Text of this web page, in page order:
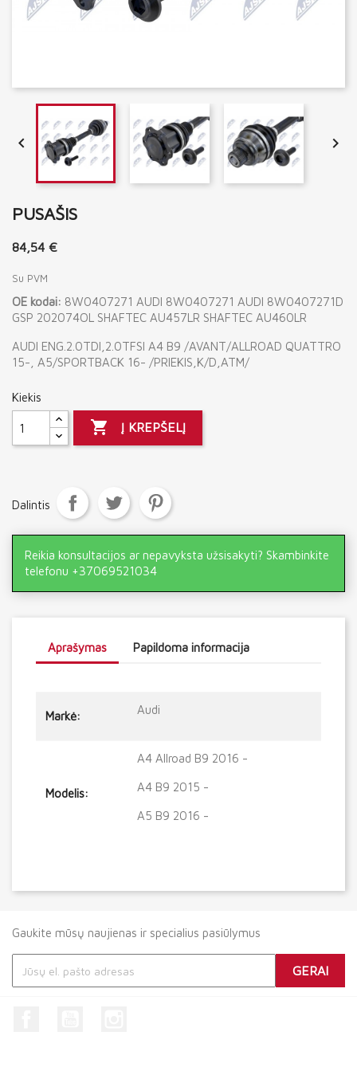
 
PUSAŠIS
84,54 €
Su PVM
OE kodai: 8W0407271 AUDI 8W0407271 AUDI 8W0407271D
GSP 202074OL SHAFTEC AU457LR SHAFTEC AU460LR
AUDI ENG.2.0TDI,2.0TFSI A4 B9 /AVANT/ALLROAD QUATTRO
15-, A5/SPORTBACK 16- /PRIEKIS,K/D,ATM/
Kiekis
 Į KREPŠELĮ
Dalintis
Reikia konsultacijos ar nepavyksta užsisakyti? Skambinkite
telefonu +37069521034
Aprašymas Papildoma informacija
Markė: Audi
Modelis:
A4 Allroad B9 2016 -
A4 B9 2015 -
A5 B9 2016 -
Gaukite mūsų naujienas ir specialius pasiūlymus